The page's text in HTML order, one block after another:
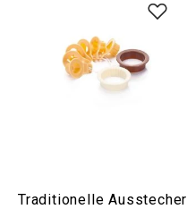
Traditionelle Ausstecher